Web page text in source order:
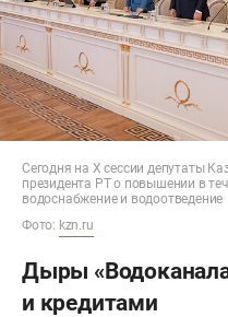
Сегодня на Х сессии депутаты
президента РТ о повышении в
водоснабжение и водоотведение
Фото: kzn.ru
Дыры
и кредитами